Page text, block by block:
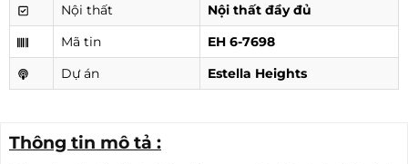
Nội thất
Nội thất đầy đủ
Mã tin
EH 6-7698
Dự án
Estella Heights
Thông tin mô tả :